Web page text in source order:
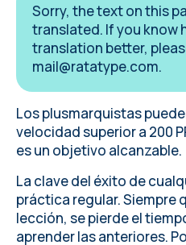
Sorry, the text on this
translated. If you know
translation better,
mail@ratatype.com.
Los plusmarquistas
velocidad superior a 200
es un objetivo alcanzable.
La clave del éxito de
práctica regular. Siempre
lección, se pierde el
aprender las anteriores.